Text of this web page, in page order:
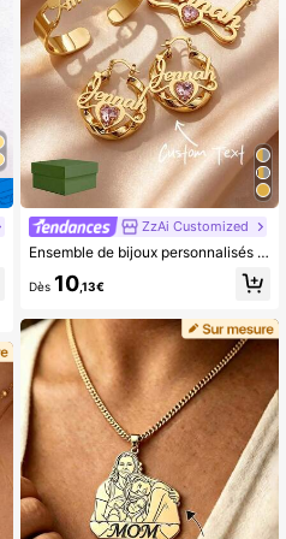
ZzAi Customized
Ensemble de bijoux personnalisés en or mat - Collier personnalisé avec nom et boucles d'oreilles en forme de cœur de 30 mm, bracelet à la mode, ensemble de 2/3 pièces, cadeau élégant et accrocheur pour les femmes et les filles, options noir, argent, or, bijoux pour femmes
Dès 10,13€